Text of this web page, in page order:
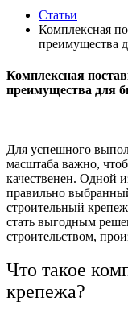
Статьи
Комплексная
преимущества
Комплексная
преимущества для
Для успешного
масштаба важно,
качественен. Одной
правильно
строительный
стать выгодным
строительством,
Что такое
крепежа?